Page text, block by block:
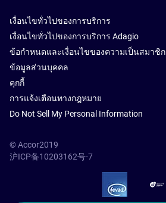
เงื่อนไขทั่วไปของการบริการ
เงื่อนไขทั่วไปของการบริการ Adagio
ข้อกำหนดและเงื่อนไขของความเป็นสมาชิก
ข้อมูลส่วนบุคคล
คุกกี้
การแจ้งเตือนทางกฎหมาย
Do Not Sell My Personal Information
© Accor2019
沪ICP备10203162号-7